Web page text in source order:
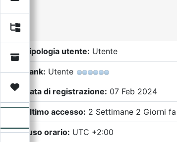
Archivio
Video
Forum
Donazione
Tipologia utente: Utente
Rank: Utente
Data di registrazione: 07 Feb 2024
Ultimo accesso: 2 Settimane 2 Giorni fa
Fuso orario: UTC +2:00